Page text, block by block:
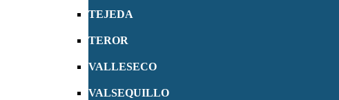
TEJEDA
TEROR
VALLESECO
VALSEQUILLO